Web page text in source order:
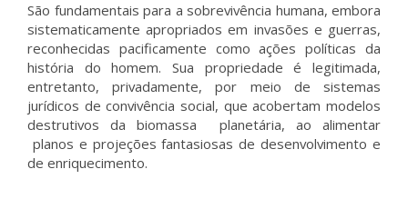
São fundamentais para a sobrevivência humana, embora
sistematicamente apropriados em invasões e guerras,
reconhecidas pacificamente como ações políticas da
história do homem. Sua propriedade é legitimada,
entretanto, privadamente, por meio de sistemas
jurídicos de convivência social, que acobertam modelos
destrutivos da biomassa planetária, ao alimentar
planos e projeções fantasiosas de desenvolvimento e
de enriquecimento.